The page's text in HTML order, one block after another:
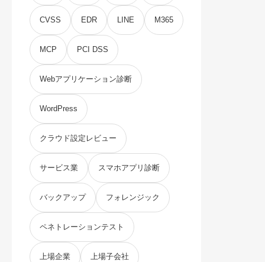
CVSS EDR LINE M365
MCP PCI DSS
Webアプリケーション診断
WordPress
クラウド設定レビュー
サービス業 スマホアプリ診断
バックアップ フォレンジック
ペネトレーションテスト
上場企業 上場子会社